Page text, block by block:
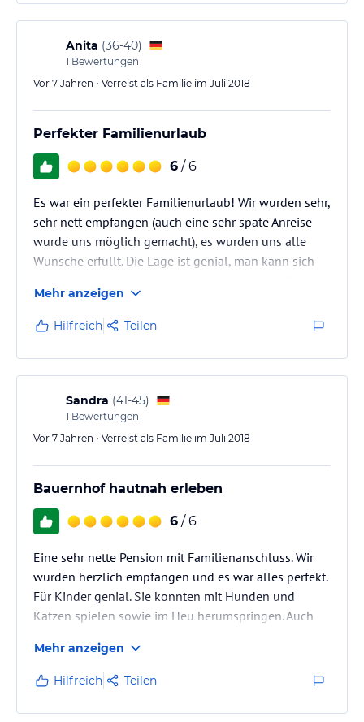
Anita (36-40)
1 Bewertungen
Vor 7 Jahren • Verreist als Familie im Juli 2018
Perfekter Familienurlaub
6 / 6
Es war ein perfekter Familienurlaub! Wir wurden sehr,
sehr nett empfangen (auch eine sehr späte Anreise
wurde uns möglich gemacht), es wurden uns alle
Wünsche erfüllt. Die Lage ist genial, man kann sich
unternehmen soll und abends sitzt man nett
zusammen, während sich die Kinder die Zeit im Stall,
bei den Katzen, auf der Kutsche... vertreiben. Würden
wir sofort wieder hinfahren!
Mehr anzeigen
Hilfreich Teilen
Sandra (41-45)
1 Bewertungen
Vor 7 Jahren • Verreist als Familie im Juli 2018
Bauernhof hautnah erleben
6 / 6
Eine sehr nette Pension mit Familienanschluss. Wir
wurden herzlich empfangen und es war alles perfekt.
Für Kinder genial. Sie konnten mit Hunden und
Katzen spielen sowie im Heu herumspringen. Auch
Pony`s und Kutschfahrten waren für die Kinder toll.
Mit den anderen Gästen sitzt man abends gemütlich
Mehr anzeigen
Hilfreich Teilen